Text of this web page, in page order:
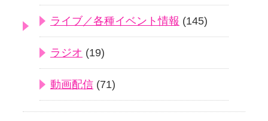
ライブ／各種イベント情報 (145)
ラジオ (19)
動画配信 (71)